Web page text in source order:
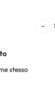
− 1
stesso